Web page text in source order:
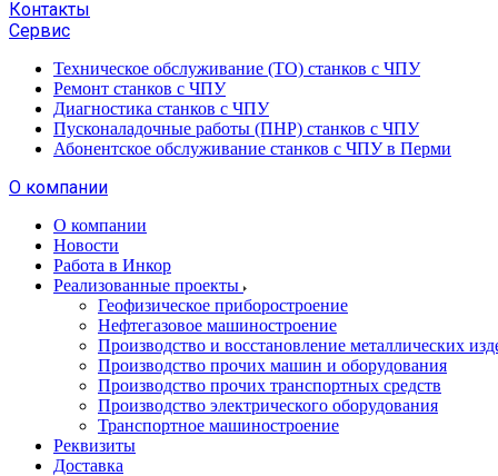
Контакты
Сервис
Техническое обслуживание (ТО) станков с ЧПУ
Ремонт станков с ЧПУ
Диагностика станков с ЧПУ
Пусконаладочные работы (ПНР) станков с ЧПУ
Абонентское обслуживание станков с ЧПУ в Перми
О компании
О компании
Новости
Работа в Инкор
Реализованные проекты
Геофизическое приборостроение
Нефтегазовое машиностроение
Производство и восстановление металлических
Производство прочих машин и оборудования
Производство прочих транспортных средств
Производство электрического оборудования
Транспортное машиностроение
Реквизиты
Доставка